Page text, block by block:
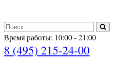
Время работы: 10:00 - 21:00
8 (495) 215-24-00